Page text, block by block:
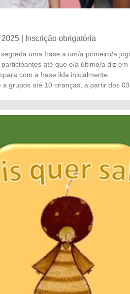
| Inscrição obrigatória
uma frase a um/a primeiro/a
até que o/a último/a diz
com a frase lida inicialmente.
a grupos até 10 crianças, a partir dos